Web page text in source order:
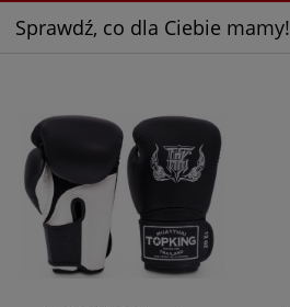
Sprawdź, co dla Ciebie mamy!